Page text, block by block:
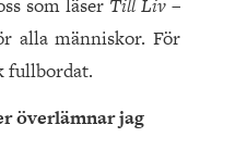
som läser Till Liv–
alla människor. För
fullbordat.
överlämnar jag